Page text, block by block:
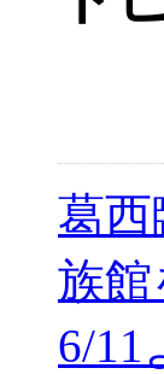
葛西
族
6/11